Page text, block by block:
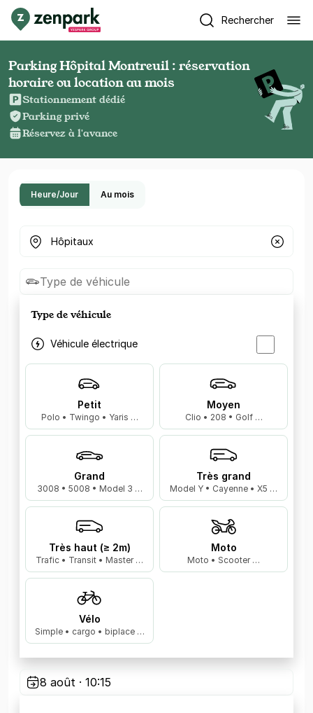
Rechercher
Parking Hôpital Montreuil : réservation
horaire ou location au mois
Stationnement dédié
Parking privé
Réservez à l'avance
Heure/Jour Au mois
Où cherchez-vous un parking ?
Type de véhicule
Type de véhicule
Véhicule électrique
Petit
Polo • Twingo • Yaris …
Moyen
Clio • 208 • Golf …
Grand
3008 • 5008 • Model 3 …
Très grand
Model Y • Cayenne • X5 …
Très haut (≥ 2m)
Trafic • Transit • Master …
Moto
Moto • Scooter …
Vélo
Simple • cargo • biplace …
8 août · 10:15